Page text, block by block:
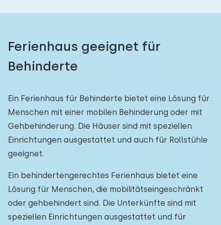
Ferienhaus geeignet für
Behinderte
Ein Ferienhaus für Behinderte bietet eine Lösung für
Menschen mit einer mobilen Behinderung oder mit
Gehbehinderung. Die Häuser sind mit speziellen
Einrichtungen ausgestattet und auch für Rollstühle
geeignet.
Ein behindertengerechtes Ferienhaus bietet eine
Lösung für Menschen, die mobilitätseingeschränkt
oder gehbehindert sind. Die Unterkünfte sind mit
speziellen Einrichtungen ausgestattet und für